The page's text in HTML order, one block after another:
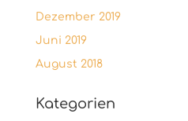
Dezember 2019
Juni 2019
August 2018
Kategorien